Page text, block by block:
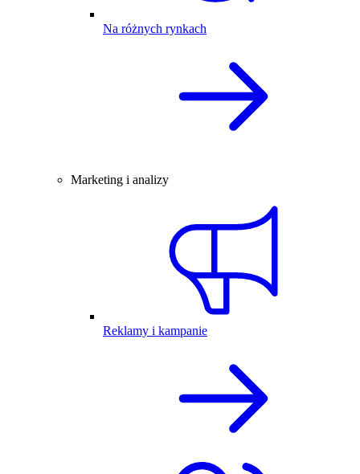
Na różnych rynkach
Marketing i analizy
Reklamy i kampanie